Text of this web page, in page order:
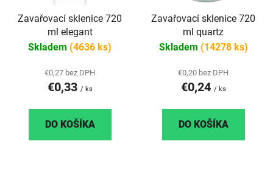
Zavařovací sklenice 720
ml elegant
Skladem (4636 ks)
€0,27 bez DPH
€0,33 / ks
DO KOŠÍKA
Zavařovací sklenice 720
ml quartz
Skladem (14278 ks)
€0,20 bez DPH
€0,24 / ks
DO KOŠÍKA